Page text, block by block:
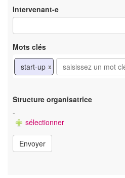
Intervenant-e
Mots clés
start-up x
Structure organisatrice
-
sélectionner
Envoyer